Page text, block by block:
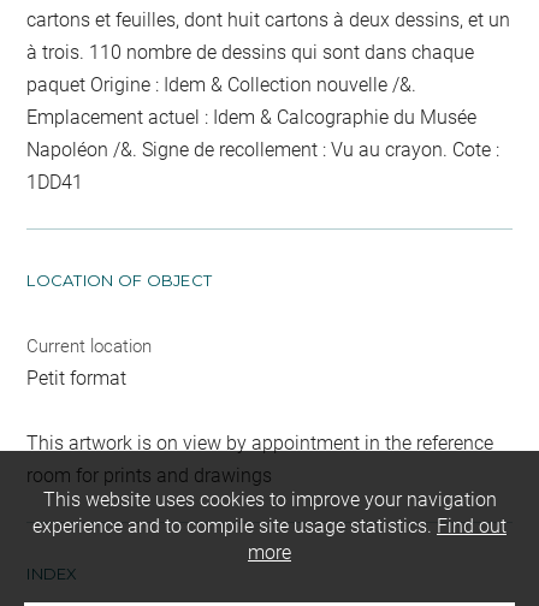
cartons et feuilles, dont huit cartons à deux dessins, et un
à trois. 110 nombre de dessins qui sont dans chaque
paquet Origine : Idem & Collection nouvelle /&.
Emplacement actuel : Idem & Calcographie du Musée
Napoléon /&. Signe de recollement :Vu au crayon. Cote :
1DD41
LOCATION OF OBJECT
Current location
Petit format
This artwork is on view by appointment in the reference
room for prints and drawings
INDEX
This website uses cookies to improve your navigation
experience and to compile site usage statistics. Find out
more